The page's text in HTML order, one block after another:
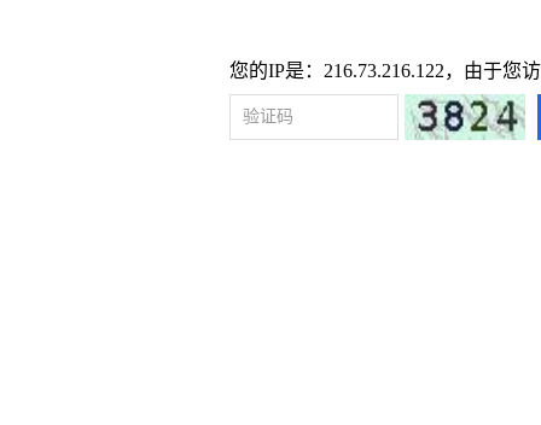
您的IP是：216.73.216.122，由于您